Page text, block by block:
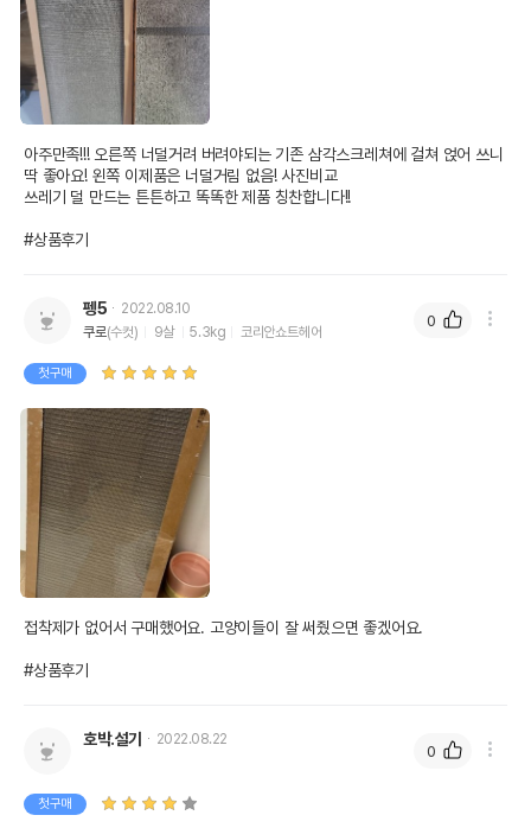
아주만족!!! 오른쪽 너덜거려 버려야되는 기존 삼각스크레쳐에 걸쳐 얹어 쓰니
딱 좋아요! 왼쪽 이제품은 너덜거림 없음! 사진비교
쓰레기 덜 만드는 튼튼하고 똑똑한 제품 칭찬합니다!!
#상품후기
펭5
2022.08.10
쿠로(수컷) 9살 5.3kg 코리안쇼트헤어
첫구매
접착제가 없어서 구매했어요. 고양이들이 잘 써줬으면 좋겠어요.
#상품후기
0
호박.설기 2022.08.22
첫구매
0